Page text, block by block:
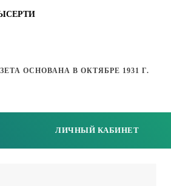
ОСНОВАНА В ОКТЯБРЕ 1931 Г.
ЛИЧНЫЙ КАБИНЕТ